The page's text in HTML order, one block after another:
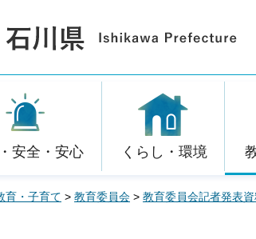
安全・安心 くらし・環境
育・子育て > 教育委員会 > 教育委員会記者発表